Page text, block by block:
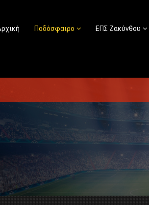
Αρχική Ποδόσφαιρο ΕΠΣ Ζακύνθου